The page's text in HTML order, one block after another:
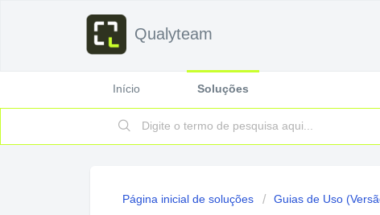
Qualyteam
Início Soluções
Página inicial de soluções Guias de Uso